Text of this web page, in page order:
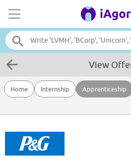
View
Home Internship Apprenticeship